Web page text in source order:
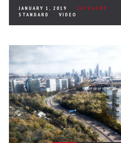
JANUARY 1, 2019 CATEGORY :
STANDARD
VIDEO